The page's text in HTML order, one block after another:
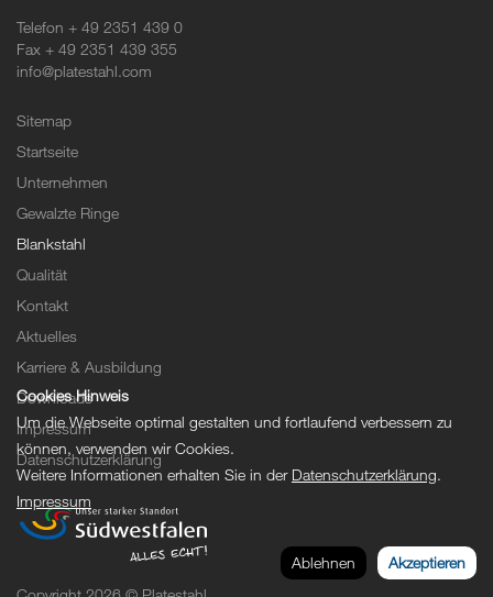
Telefon + 49 2351 439 0
Fax + 49 2351 439 355
info@platestahl.com
Sitemap
Startseite
Unternehmen
Gewalzte Ringe
Blankstahl
Qualität
Kontakt
Aktuelles
Karriere & Ausbildung
Downloads
Impressum
Datenschutzerklärung
Cookies Hinweis
Um die Webseite optimal gestalten und fortlaufend verbessern zu
können, verwenden wir Cookies.
Weitere Informationen erhalten Sie in der Datenschutzerklärung.
Impressum
Akzeptieren
Ablehnen